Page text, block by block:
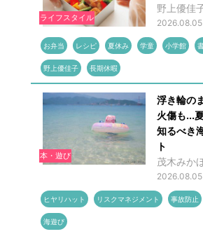
ライフスタイル
野上優佳
2026.08.05
お弁当 レシピ 夏休み 学童 小学館
野上優佳子 長期休暇
本・遊び
浮き輪の
火傷も...
知るべき
ト
茂木みか
2026.08.05
ヒヤリハット リスクマネジメント 事故防止
海遊び